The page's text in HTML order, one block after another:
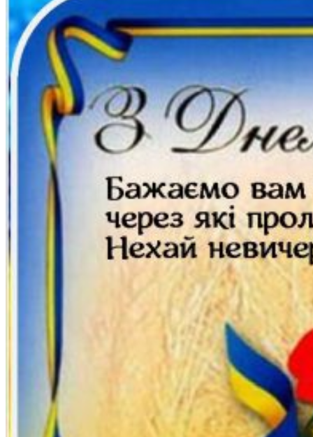
Студентам
Денна форма навчання
Заочна форма навчання
Студентська рада
Документація. Карантин
Документація. Воєнний стан
Центр кар’єри та працевлаштування
Центр дуальної освіти
Неформальна та інформальна освіта
Вступникам
Міжнародне співробітництво
Міжнародне співробітництво для викладачів
Міжнародне співробітництво для студентів
Угоди та договори
Вісник
Контакти
Публічність
Кваліфікаційний центр МФК
Нормативно-правова база
Форма заяви здобувача
Перелік професій
Професійні стандарти
Майстри сервісних центрів
Про формальну, неформальну та інформальну освіту